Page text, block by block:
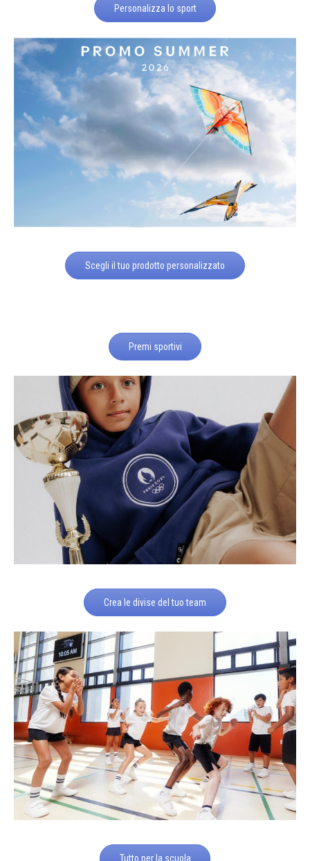
Personalizza lo sport
Scegli il tuo prodotto personalizzato
Premi sportivi
Crea le divise del tuo team
Tutto per la scuola